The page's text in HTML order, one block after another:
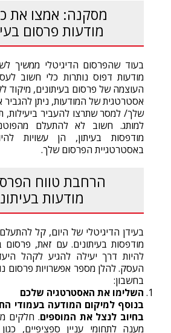
מסקנה: אמצו את
מודעות פרסום
בעוד שהפרסום הדיגיטלי ממשיך
מודעות דפוס נותרות כלי חשוב
העוצמה של פרסום בעיתונים, מיקוד
אסטרטגית של המודעות, ניתן
שלך/ למסר שתרצו להעביר ביעילות,
למותג. חשוב לא להתעלם
מודפסות בעיתון, הן עשויות
באסטרטגיית הפרסום שלך.
הרחבת טווח
מודעות
בעידן הדיגיטלי של היום, קל
מודפסות בעיתונים. עם זאת, פרסום
להיות דרך יעילה להגיע לקהל
העסק. להלן מספר אפשרויות פרסום
בחשבון:
השלימו את האסטרטגיה שלכם
בנוסף למיקום המודעה בעמודי
בחיוב לנצל את המוספים. חלקים
מענה לתחומי עניין ספציפיים,